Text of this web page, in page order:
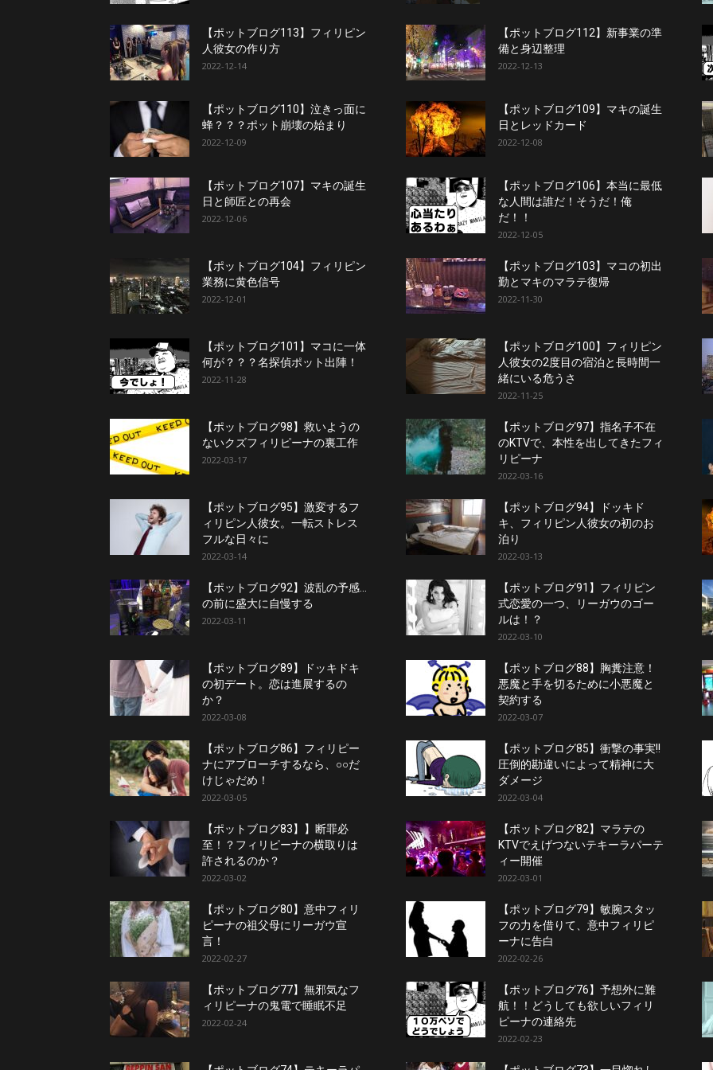
【ポットブログ113】フィリピン
人彼女の作り方
2022-12-14
【ポットブログ112】新事業の準
備と身辺整理
2022-12-13
【ポットブログ110】泣きっ面に
蜂？？？ポット崩壊の始まり
2022-12-09
【ポットブログ109】マキの誕生
日とレッドカード
2022-12-08
【ポットブログ107】マキの誕生
日と師匠との再会
2022-12-06
【ポットブログ106】本当に最低
な人間は誰だ！そうだ！俺
だ！！
2022-12-05
【ポットブログ104】フィリピン
業務に黄色信号
2022-12-01
【ポットブログ103】マコの初出
勤とマキのマラテ復帰
2022-11-30
【ポットブログ101】マコに一体
何が？？？名探偵ポット出陣！
2022-11-28
【ポットブログ100】フィリピン
人彼女の2度目の宿泊と長時間一
緒にいる危うさ
2022-11-25
【ポットブログ98】救いようの
ないクズフィリピーナの裏工作
2022-03-17
【ポットブログ97】指名子不在
のKTVで、本性を出してきたフィ
リピーナ
2022-03-16
【ポットブログ95】激変するフ
ィリピン人彼女。一転ストレス
フルな日々に
2022-03-14
【ポットブログ94】ドッキド
キ、フィリピン人彼女の初のお
泊り
2022-03-13
【ポットブログ92】波乱の予感…
の前に盛大に自慢する
2022-03-11
【ポットブログ91】フィリピン
式恋愛の一つ、リーガウのゴー
ルは！？
2022-03-10
【ポットブログ89】ドッキドキ
の初デート。恋は進展するの
か？
2022-03-08
【ポットブログ88】胸糞注意！
悪魔と手を切るために小悪魔と
契約する
2022-03-07
【ポットブログ86】フィリピー
ナにアプローチするなら、○○だ
けじゃだめ！
2022-03-05
【ポットブログ85】衝撃の事実!!
圧倒的勘違いによって精神に大
ダメージ
2022-03-04
【ポットブログ83】】断罪必
至！？フィリピーナの横取りは
許されるのか？
2022-03-02
【ポットブログ82】マラテの
KTVでえげつないテキーラパーテ
ィー開催
2022-03-01
【ポットブログ80】意中フィリ
ピーナの祖父母にリーガウ宣
言！
2022-02-27
【ポットブログ79】敏腕スタッ
フの力を借りて、意中フィリピ
ーナに告白
2022-02-26
【ポットブログ77】無邪気なフ
ィリピーナの鬼電で睡眠不足
2022-02-24
【ポットブログ76】予想外に難
航！！どうしても欲しいフィリ
ピーナの連絡先
2022-02-23